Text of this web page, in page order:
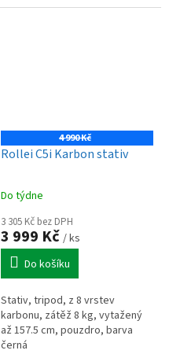
4 990 Kč
Rollei C5i Karbon stativ
Do týdne
3 305 Kč bez DPH
3 999 Kč / ks
Do košíku
Stativ, tripod, z 8 vrstev
karbonu, zátěž 8 kg, vytažený
až 157.5 cm, pouzdro, barva
černá